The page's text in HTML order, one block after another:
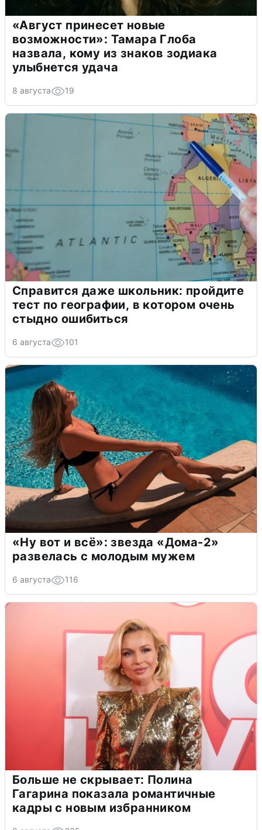
«Август принесет новые
возможности»: Тамара Глоба
назвала, кому из знаков зодиака
улыбнется удача
8 августа 19
Справится даже школьник: пройдите
тест по географии, в котором очень
стыдно ошибиться
6 августа 101
«Ну вот и всё»: звезда «Дома-2»
развелась с молодым мужем
6 августа 116
Больше не скрывает: Полина
Гагарина показала романтичные
кадры с новым избранником